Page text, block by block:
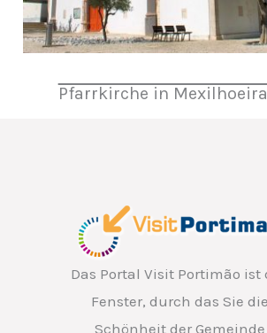
Pfarrkirche in
Das Portal Visit Portimão ist
Fenster, durch das Sie die
Schönheit der Gemeinde